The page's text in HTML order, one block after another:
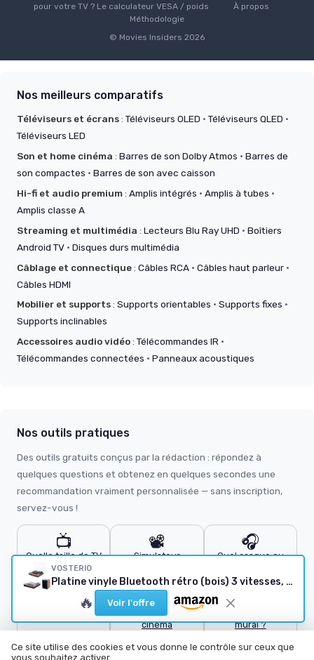
VOSTERIO
Platine vinyle Bluetooth rétro (bois) 3 vitesses, enceintes intégrées
🔥 Voir l'offre
pour votre TV ? Le calculateur VESA / poids
À propos
Méthodologie
© Movies Insiders 2026
Nos meilleurs comparatifs
Téléviseurs et écrans:Téléviseurs OLED ·Téléviseurs QLED ·
Téléviseurs LED
Son et home cinéma : Barres de son Dolby Atmos · Barres de
son compactes · Barres de son avec caisson
Hi-fi et audio premium: Amplis intégrés · Amplis à tubes ·
Amplis classe A
Streaming et multimédia : Lecteurs Blu Ray UHD · Boîtiers
Android TV · Disques durs multimédia
Câblage et connectique: Câbles RCA · Câbles haut parleur ·
Câbles HDMI
Mobilier et supports: Supports orientables · Supports fixes ·
Supports inclinables
Accessoires audio vidéo:Télécommandes IR ·
Télécommandes connectées · Panneaux acoustiques
Nos outils pratiques
Des outils gratuits conçus par la rédaction : répondez à
quelques questions et obtenez en quelques secondes une
recommandation vraiment personnalisée — sans inscription,
servez-vous !
📺
Quelle taille de TV
?
📽️
Simulateur
🎧
Quel casque ou
Quel câble HDMI ?
🔊
Calculateur home
cinéma
mural ?
Ce site utilise des cookies et vous donne le contrôle sur ceux que
vous souhaitez activer